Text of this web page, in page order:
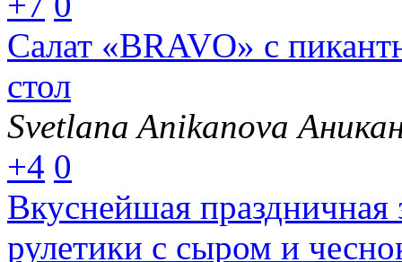
Салат «BRAVO» c
стол
Svetlana Anikanova
+4 0
Вкуснейшая праздничная
рулетики с сыром и